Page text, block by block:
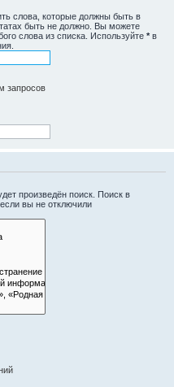
слова, которые должны быть в
быть не должно. Вы можете
слова из списка. Используйте * в
запросов
произведён поиск. Поиск в
вы не отключили